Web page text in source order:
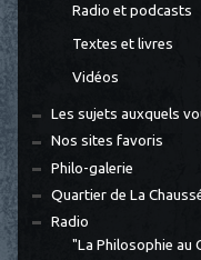
Radio et podcasts
Textes et livres
Vidéos
Les sujets auxquels
Nos sites favoris
Philo-galerie
Quartier de La
Radio
"La Philosophie au